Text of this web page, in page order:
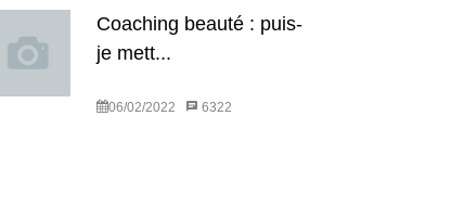
Coaching beauté : puis-
je mett...
06/02/2022 6322